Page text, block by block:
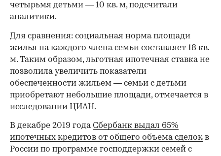
четырьмя детьми — 10 кв. м, подсчитали
аналитики.
Для сравнения: социальная норма площади
жилья на каждого члена семьи составляет 18 кв.
м. Таким образом, льготная ипотечная ставка не
позволила увеличить показатели
обеспеченности жильем — семьи с детьми
приобретают небольшие площади, отмечается в
исследовании ЦИАН.
В декабре 2019 годаСбербанк выдал 65%
ипотечных кредитов от общего объема сделок в
России по программе господдержки семей с